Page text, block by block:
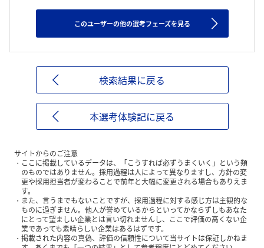
このユーザーの他の選考フェーズを見る
検索結果に戻る
本選考体験記に戻る
サイトからのご注意
ここに掲載しているデータは、「こうすれば必ずうまくいく」という類
のものではありません。採用過程は人によって異なりますし、方針の変
更や採用担当者が変わることで前年と大幅に変更される場合もありえま
す。
また、言うまでもないことですが、採用過程に対する感じ方は主観的な
ものに過ぎません。他人が誉めているからといってかならずしもあなた
にとって望ましい企業とは言い切れませんし、ここで評価の高くない企
業であっても素晴らしい企業はあるはずです。
掲載された内容の真偽、評価の信頼性について当サイトは保証しかねま